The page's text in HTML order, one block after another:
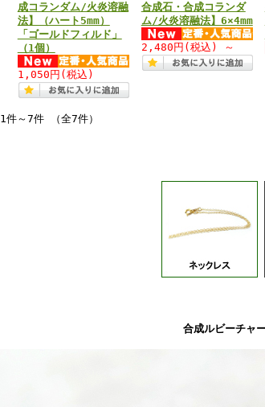
成コランダム/火炎溶融
法】（ハート5mm）
「ゴールドフィルド」
（1個）
1,050円 (税込)
合成石・合成コランダ
ム/火炎溶融法】6×4mm
2,480円 (税込) ～
1件～7件 （全7件）
合成ルビーチャ